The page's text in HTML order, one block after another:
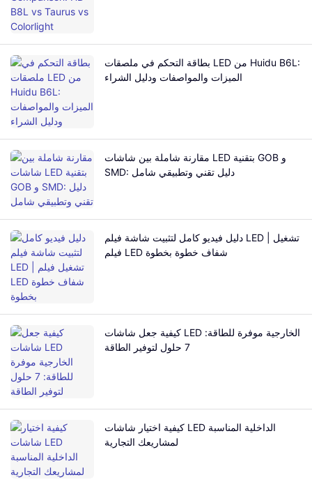
بطاقة التحكم في ملصقات LED من Huidu B6L:
الميزات والمواصفات ودليل الشراء
مقارنة شاملة بين شاشات LED بتقنية GOB و
SMD: دليل تقني وتطبيقي شامل
دليل فيديو كامل لتثبيت شاشة فيلم LED | تشغيل
فيلم LED شفاف خطوة بخطوة
كيفية جعل شاشات LED الخارجية موفرة للطاقة:
7 حلول لتوفير الطاقة
كيفية اختيار شاشات LED الداخلية المناسبة
لمشاريعك التجارية